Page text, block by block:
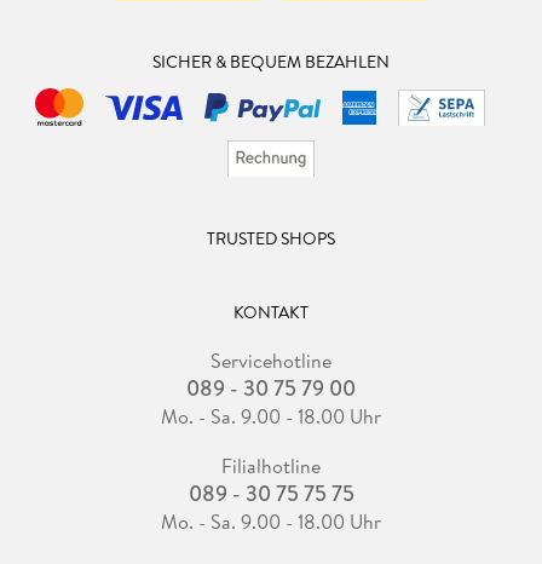
interessante Einblicke bekommen. Wer dagegen eine
durchgehend spannende Geschichte erwartet, sollte seine
Erwartungen etwas anpassen.
SICHER & BEQUEM BEZAHLEN
TRUSTED SHOPS
KONTAKT
Servicehotline
089 - 30 75 79 00
Mo. - Sa. 9.00 - 18.00 Uhr
Filialhotline
089 - 30 75 75 75
Mo. - Sa. 9.00 - 18.00 Uhr